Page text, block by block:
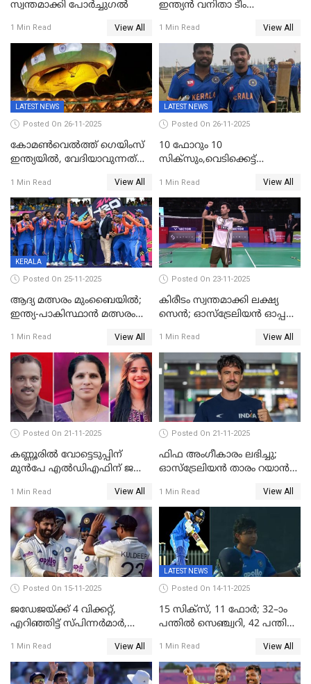
സ്വന്തമാക്കി പോര്‍ച്ചുഗല്‍
1 Min Read View All
ഇന്ത്യൻ വനിതാ ടീം
മത്സരങ്ങൾ ​ഗ്രീൻഫീൽഡിൽ
1 Min Read View All
LATEST NEWS
Posted On 26-11-2025
കോമൺവെൽത്ത് ഗെയിംസ്
ഇന്ത്യയിൽ, വേദിയാവുന്നത്
1 Min Read View All
LATEST NEWS
Posted On 26-11-2025
10 ഫോറും 10
സിക്‌സും,വെടിക്കെട്ട്
അര്‍ധ സെഞ്ചുറിയുമായി
സഞ്ജു; ഒഡിഷയെ 10
വിക്കറ്റിന് തകര്‍ത്ത് കേരളം
1 Min Read View All
KERALA
Posted On 25-11-2025
ആദ്യ മത്സരം മുംബൈയിൽ;
ഇന്ത്യ-പാകിസ്ഥാൻ മത്സരം
ലോകകപ്പിന്‍റെ മത്സരക്രമം
പ്രഖ്യാപിച്ചു
1 Min Read View All
Posted On 23-11-2025
കിരീടം സ്വന്തമാക്കി ലക്ഷ്യ
സെന്‍; ഓസ്ട്രേലിയന്‍ ഓപ്പണ്‍
1 Min Read View All
Posted On 21-11-2025
കണ്ണൂരിൽ വോട്ടെടുപ്പിന്
മുൻപേ എൽഡിഎഫിന് ജയം;
സ്ഥാനാർഥികളില്ല
1 Min Read View All
Posted On 21-11-2025
ഫിഫ അംഗീകാരം ലഭിച്ചു;
ഓസ്‌ട്രേലിയന്‍ താരം റയാന്‍
നീലക്കുപ്പായത്തില്‍ കളിക്കാം
1 Min Read View All
Posted On 15-11-2025
ജഡേജയ്ക്ക് 4 വിക്കറ്റ്,
എറിഞ്ഞിട്ട് സ്പിന്നർമാർ,
പ്രോട്ടീസ്
1 Min Read View All
LATEST NEWS
Posted On 14-11-2025
15 സിക്സ്, 11 ഫോർ; 32–ാം
പന്തിൽ സെഞ്ച്വറി, 42 പന്തിൽ
1 Min Read View All